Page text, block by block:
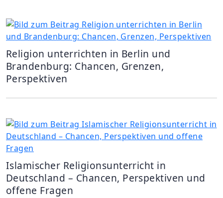
Religion unterrichten in Berlin und
Brandenburg: Chancen, Grenzen,
Perspektiven
Islamischer Religionsunterricht in
Deutschland – Chancen, Perspektiven und
offene Fragen